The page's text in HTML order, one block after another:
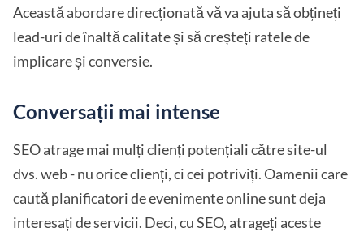
Această abordare direcționată vă va ajuta să obțineți
lead-uri de înaltă calitate și să creșteți ratele de
implicare și conversie.
Conversații mai intense
SEO atrage mai mulți clienți potențiali către site-ul
dvs. web - nu orice clienți, ci cei potriviți. Oamenii care
caută planificatori de evenimente online sunt deja
interesați de servicii. Deci, cu SEO, atrageți aceste